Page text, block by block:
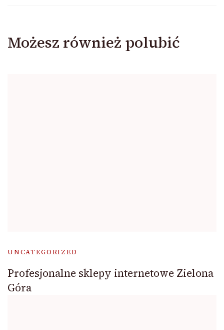
Możesz również polubić
UNCATEGORIZED
Profesjonalne sklepy internetowe Zielona
Góra